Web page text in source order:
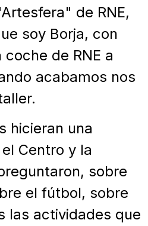
de RNE,
soy Borja, con
de RNE a
acabamos nos
hicieran una
Centro y la
sobre
el fútbol, sobre
las actividades que